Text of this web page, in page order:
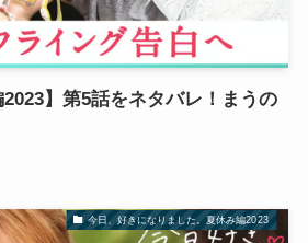
2023】第5話をネタバレ！まうの
今日、好きになりました。夏休み編2023